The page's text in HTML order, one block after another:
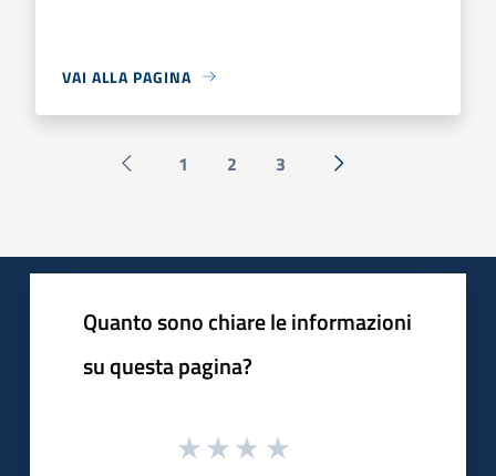
VAI ALLA PAGINA
Pagina precedente
1 2 3 Successiva »
Quanto sono chiare le informazioni
su questa pagina?